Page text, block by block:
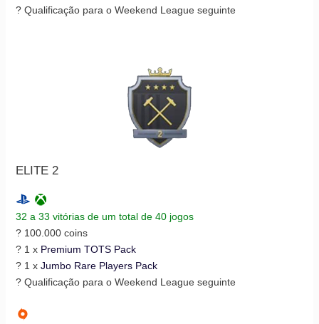
? Qualificação para o Weekend League seguinte
ELITE 2
32 a 33 vitórias de um total de 40 jogos
? 100.000 coins
? 1 x Premium TOTS Pack
? 1 x Jumbo Rare Players Pack
? Qualificação para o Weekend League seguinte